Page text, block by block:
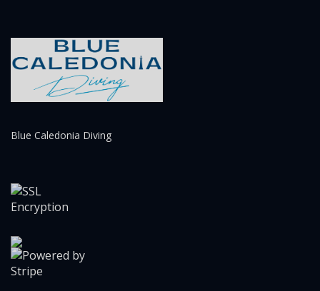
Blue Caledonia Diving